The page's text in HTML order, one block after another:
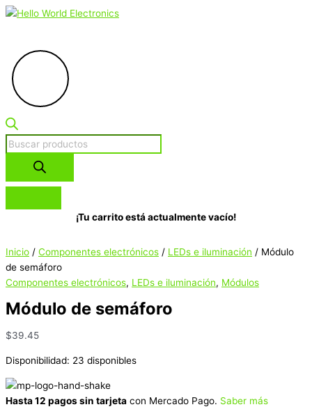
Ir
principal
Búsqueda
¡Tu carrito está actualmente vacío!
Inicio / Componentes electrónicos / LEDs e iluminación / Módulo
de semáforo
Componentes electrónicos, LEDs e iluminación, Módulos
Módulo de semáforo
$39.45
Disponibilidad: 23 disponibles
Hasta 12 pagos sin tarjeta con Mercado Pago. Saber más
Módulo
cantidad